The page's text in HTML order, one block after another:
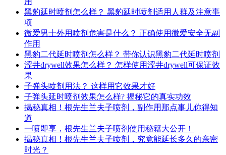
黑豹延时喷剂怎么样？ 黑豹延时喷剂适用人群及注意事
项
微爱男士外用喷剂危害是什么？ 正确使用微爱安全无副
作用
黑豹二代延时喷剂怎么样？ 带你认识黑豹二代延时喷剂
涩井drywell效果怎么样？ 怎样使用涩井drywell可保证效
果
子弹头喷剂用法？ 这样用它效果才好
子弹头延时喷剂效果怎么样? 揭秘它的真实功效
揭秘真相！根先生兰夫子喷剂，副作用那点事儿你得知
道
一喷即享，根先生兰夫子喷剂使用秘籍大公开！
揭秘真相！根先生兰夫子喷剂，究竟能延长多久的亲密
时光？